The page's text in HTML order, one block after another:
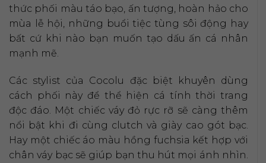
thức phối màu táo bạo, ấn tượng, hoàn hảo cho
mùa lễ hội, những buổi tiệc tùng sôi động hay
bất cứ khi nào bạn muốn tạo dấu ấn cá nhân
mạnh mẽ.
Các stylist của Cocolu đặc biệt khuyên dùng
cách phối này để thể hiện cá tính thời trang
độc đáo. Một chiếc váy đỏ rực rỡ sẽ càng thêm
nổi bật khi đi cùng clutch và giày cao gót bạc.
Hay một chiếc áo màu hồng fuchsia kết hợp với
chân váy bạc sẽ giúp bạn thu hút mọi ánh nhìn.